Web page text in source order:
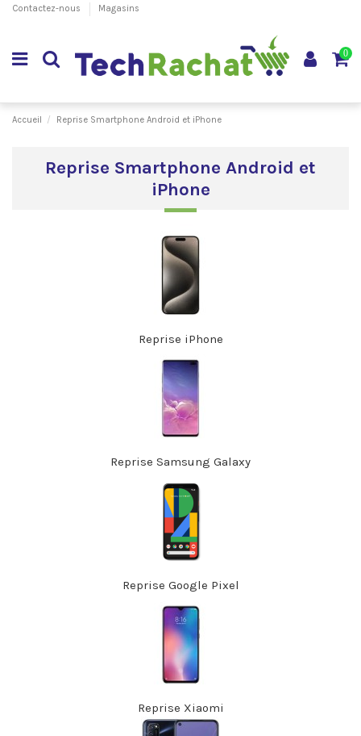
Contactez-nous Magasins
0
Accueil Reprise Smartphone Android et iPhone
Reprise Smartphone Android et
iPhone
Reprise iPhone
Reprise Samsung Galaxy
Reprise Google Pixel
Reprise Xiaomi